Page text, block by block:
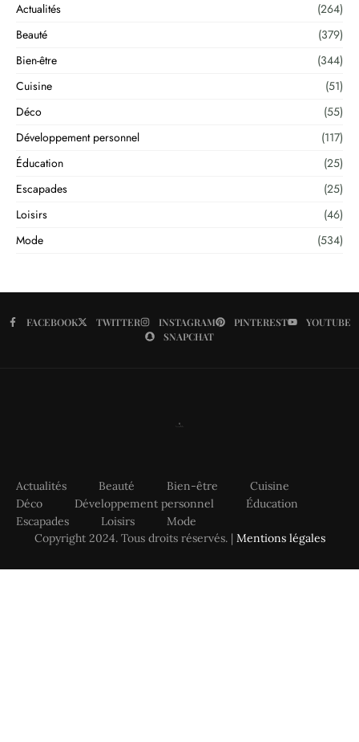
Actualités
(264)
Beauté
(379)
Bien-être
(344)
Cuisine
(51)
Déco
(55)
Développement personnel
(117)
Éducation
(25)
Escapades
(25)
Loisirs
(46)
Mode
(534)
FACEBOOK TWITTER INSTAGRAM PINTEREST
YOUTUBE
SNAPCHAT
Actualités Beauté Bien-être
Cuisine
Déco
Développement personnel
Éducation
Escapades
Loisirs
Mode
Copyright 2024. Tous droits réservés. | Mentions légales